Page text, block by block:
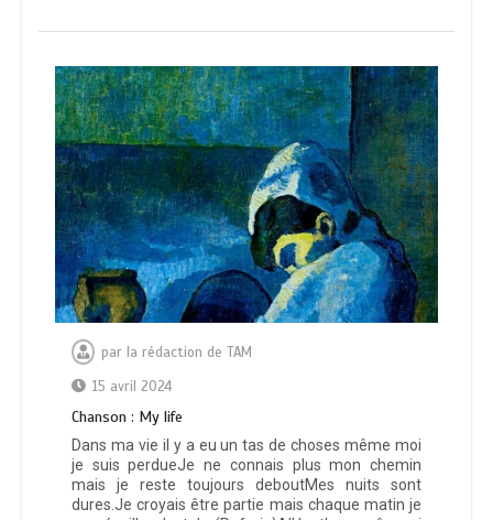
par la rédaction de TAM
15 avril 2024
Chanson : My life
Dans ma vie il y a eu un tas de choses même moi
je suis perdueJe ne connais plus mon chemin
mais je reste toujours deboutMes nuits sont
dures.Je croyais être partie mais chaque matin je